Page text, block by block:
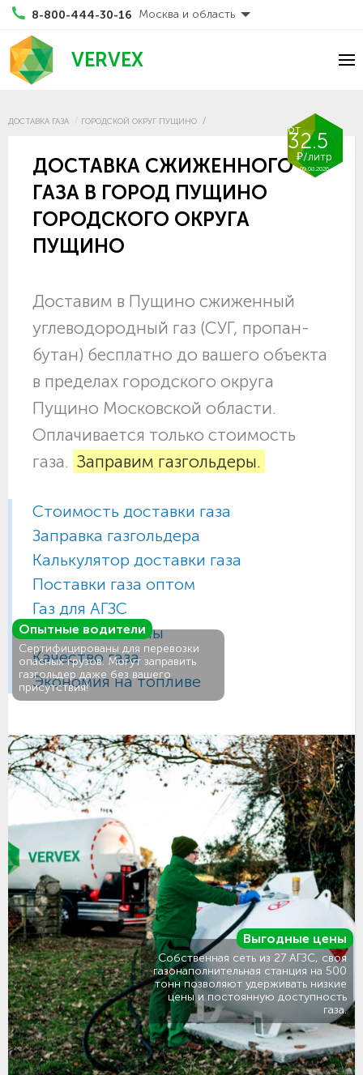
8-800-444-30-16 Москва и область
VERVEX
ДОСТАВКА ГАЗА ГОРОДСКОЙ ОКРУГ ПУЩИНО
от
32.5
₽/литр
09.08.2026
ДОСТАВКА СЖИЖЕННОГО
ГАЗА В ГОРОД ПУЩИНО
ГОРОДСКОГО ОКРУГА
ПУЩИНО
Доставим в Пущино сжиженный
углеводородный газ (СУГ, пропан-
бутан) бесплатно до вашего объекта
в пределах городского округа
Пущино Московской области.
Оплачивается только стоимость
газа. Заправим газгольдеры.
Стоимость доставки газа
Заправка газгольдера
Калькулятор доставки газа
Поставки газа оптом
Газ для АГЗС
Газовые баллоны
Качество газа
Экономия на топливе
Опытные водители
Сертифицированы для перевозки
опасных грузов. Могут заправить
газгольдер даже без вашего
присутствия!
Выгодные цены
Собственная сеть из 27 АГЗС, своя
газонаполнительная станция на 500
тонн позволяют удерживать низкие
цены и постоянную доступность
газа.